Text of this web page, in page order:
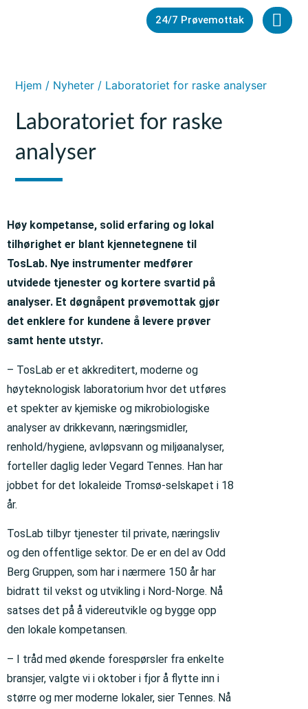
24/7 Prøvemottak
Hjem / Nyheter / Laboratoriet for raske analyser
Laboratoriet for raske
analyser
Høy kompetanse, solid erfaring og lokal
tilhørighet er blant kjennetegnene til
TosLab. Nye instrumenter medfører
utvidede tjenester og kortere svartid på
analyser. Et døgnåpent prøvemottak gjør
det enklere for kundene å levere prøver
samt hente utstyr.
– TosLab er et akkreditert, moderne og
høyteknologisk laboratorium hvor det utføres
et spekter av kjemiske og mikrobiologiske
analyser av drikkevann, næringsmidler,
renhold/hygiene, avløpsvann og miljøanalyser,
forteller daglig leder Vegard Tennes. Han har
jobbet for det lokaleide Tromsø-selskapet i 18
år.
TosLab tilbyr tjenester til private, næringsliv
og den offentlige sektor. De er en del av Odd
Berg Gruppen, som har i nærmere 150 år har
bidratt til vekst og utvikling i Nord-Norge. Nå
satses det på å videreutvikle og bygge opp
den lokale kompetansen.
– I tråd med økende forespørsler fra enkelte
bransjer, valgte vi i oktober i fjor å flytte inn i
større og mer moderne lokaler, sier Tennes. Nå